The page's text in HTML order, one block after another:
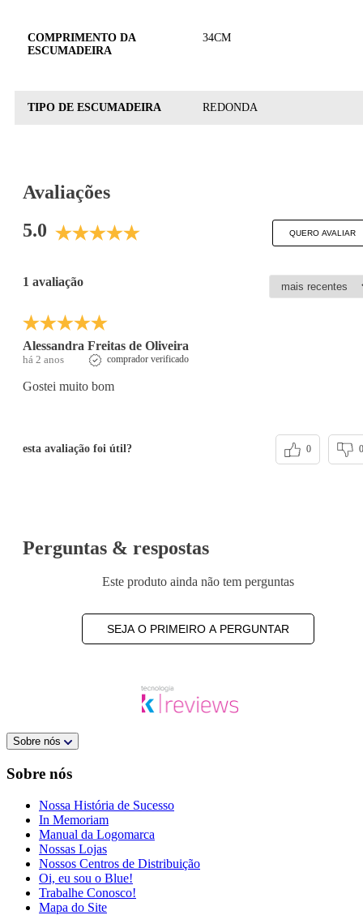
COMPRIMENTO DA
ESCUMADEIRA
34CM
TIPO DE ESCUMADEIRA REDONDA
Avaliações
5.0
QUERO AVALIAR
1 avaliação
Alessandra Freitas de Oliveira
há 2 anos comprador verificado
Gostei muito bom
esta avaliação foi útil? 0 0
Perguntas & respostas
Este produto ainda não tem perguntas
SEJA O PRIMEIRO A PERGUNTAR
Sobre nós
Sobre nós
Nossa História de Sucesso
In Memoriam
Manual da Logomarca
Nossas Lojas
Nossos Centros de Distribuição
Oi, eu sou o Blue!
Trabalhe Conosco!
Mapa do Site